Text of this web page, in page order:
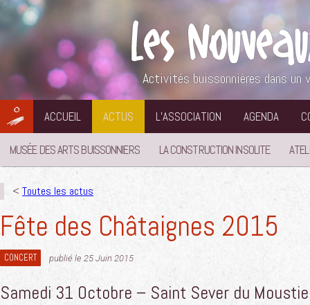
Aller
au
contenu
Activités buissonnières dans
ACCUEIL ACTUS L’ASSOCIATION AGENDA
MUSÉE DES ARTS BUISSONNIERS LA CONSTRUCTION INSOLITE
< Toutes les actus
Fête des Châtaignes 2015
CONCERT publié le 25 Juin 2015
Samedi 31 Octobre – Saint Sever du